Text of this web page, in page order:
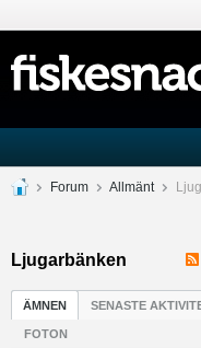
Forum Allmänt
Ljugarbänken
ÄMNEN SENASTE
FOTON